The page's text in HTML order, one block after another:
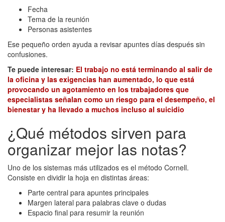
Fecha
Tema de la reunión
Personas asistentes
Ese pequeño orden ayuda a revisar apuntes días después sin
confusiones.
Te puede interesar: El trabajo no está terminando al salir de
la oficina y las exigencias han aumentado, lo que está
provocando un agotamiento en los trabajadores que
especialistas señalan como un riesgo para el desempeño, el
bienestar y ha llevado a muchos incluso al suicidio
¿Qué métodos sirven para
organizar mejor las notas?
Uno de los sistemas más utilizados es el método Cornell.
Consiste en dividir la hoja en distintas áreas:
Parte central para apuntes principales
Margen lateral para palabras clave o dudas
Espacio final para resumir la reunión